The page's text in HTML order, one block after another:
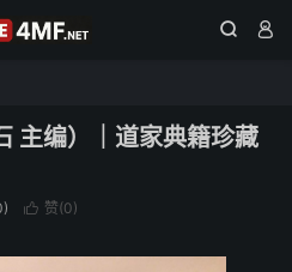
 
主编）｜道家典籍珍藏
 赞(0)